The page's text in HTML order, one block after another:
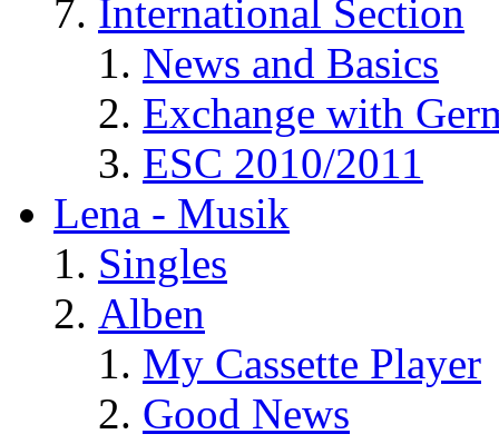
International Section
News and Basics
Exchange with
ESC 2010/2011
Lena - Musik
Singles
Alben
My Cassette Player
Good News